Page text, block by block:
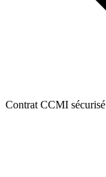
Contrat CCMI sécurisé